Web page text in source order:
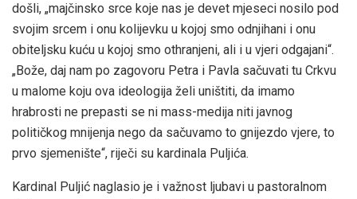
došli, „majčinsko srce koje nas je devet mjeseci nosilo pod
svojim srcem i onu kolijevku u kojoj smo odnjihani i onu
obiteljsku kuću u kojoj smo othranjeni, ali i u vjeri odgajani“.
„Bože, daj nam po zagovoru Petra i Pavla sačuvati tu Crkvu
u malome koju ova ideologija želi uništiti, da imamo
hrabrosti ne prepasti se ni mass-medija niti javnog
političkog mnijenja nego da sačuvamo to gnijezdo vjere, to
prvo sjemenište“, riječi su kardinala Puljića.
Kardinal Puljić naglasio je i važnost ljubavi u pastoralnom